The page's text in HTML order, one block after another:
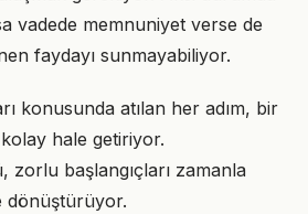
vadede memnuniyet verse de
faydayı sunmayabiliyor.
konusunda atılan her adım, bir
hale getiriyor.
zorlu başlangıçları zamanla
dönüştürüyor.